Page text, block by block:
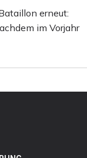
erneut:
im Vorjahr